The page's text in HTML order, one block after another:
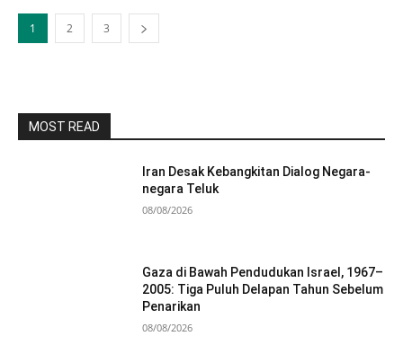
1 2 3
MOST READ
Iran Desak Kebangkitan Dialog Negara-
negara Teluk
08/08/2026
Gaza di Bawah Pendudukan Israel, 1967–
2005: Tiga Puluh Delapan Tahun Sebelum
Penarikan
08/08/2026